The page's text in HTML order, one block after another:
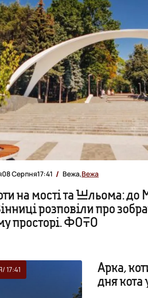
08 Серпня17:41 Вежа,Вежа
на мості та Шльома: до
розповіли про
просторі. ФОТО
/ 17:41
Арка,
дня кота